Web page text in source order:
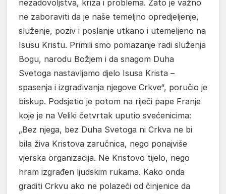
nezadovoljstva, kriza i problema. Zato je važno
ne zaboraviti da je naše temeljno opredjeljenje,
služenje, poziv i poslanje utkano i utemeljeno na
Isusu Kristu. Primili smo pomazanje radi služenja
Bogu, narodu Božjem i da snagom Duha
Svetoga nastavljamo djelo Isusa Krista –
spasenja i izgrađivanja njegove Crkve“, poručio je
biskup. Podsjetio je potom na riječi pape Franje
koje je na Veliki četvrtak uputio svećenicima:
„Bez njega, bez Duha Svetoga ni Crkva ne bi
bila živa Kristova zaručnica, nego ponajviše
vjerska organizacija. Ne Kristovo tijelo, nego
hram izgrađen ljudskim rukama. Kako onda
graditi Crkvu ako ne polazeći od činjenice da